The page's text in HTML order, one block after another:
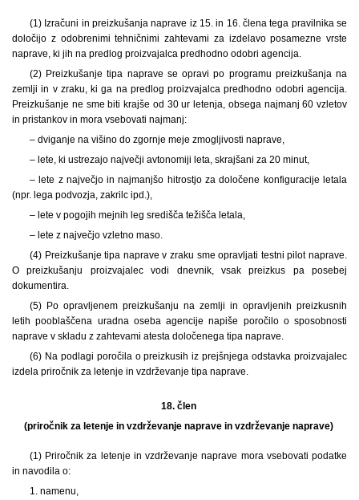
(1) Izračuni in preizkušanja naprave iz 15. in 16. člena tega pravilnika se
določijo z odobrenimi tehničnimi zahtevami za izdelavo posamezne vrste
naprave, ki jih na predlog proizvajalca predhodno odobri agencija.
(2) Preizkušanje tipa naprave se opravi po programu preizkušanja na
zemlji in v zraku, ki ga na predlog proizvajalca predhodno odobri agencija.
Preizkušanje ne sme biti krajše od 30 ur letenja, obsega najmanj 60 vzletov
in pristankov in mora vsebovati najmanj:
– dviganje na višino do zgornje meje zmogljivosti naprave,
– lete, ki ustrezajo največji avtonomiji leta, skrajšani za 20 minut,
– lete z največjo in najmanjšo hitrostjo za določene konfiguracije letala
(npr. lega podvozja, zakrilc ipd.),
– lete v pogojih mejnih leg središča težišča letala,
– lete z največjo vzletno maso.
(4) Preizkušanje tipa naprave v zraku sme opravljati testni pilot naprave.
O preizkušanju proizvajalec vodi dnevnik, vsak preizkus pa posebej
dokumentira.
(5) Po opravljenem preizkušanju na zemlji in opravljenih preizkusnih
letih pooblaščena uradna oseba agencije napiše poročilo o sposobnosti
naprave v skladu z zahtevami atesta določenega tipa naprave.
(6) Na podlagi poročila o preizkusih iz prejšnjega odstavka proizvajalec
izdela priročnik za letenje in vzdrževanje tipa naprave.
18. člen
(priročnik za letenje in vzdrževanje naprave in vzdrževanje naprave)
(1) Priročnik za letenje in vzdrževanje naprave mora vsebovati podatke
in navodila o:
1. namenu,